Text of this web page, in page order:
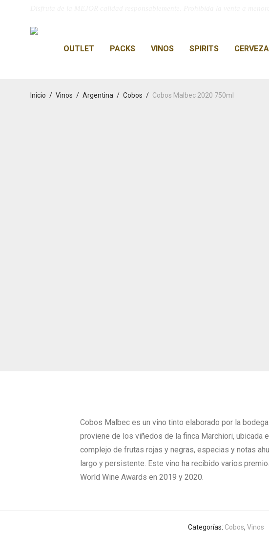
OUTLET PACKS VINOS SPIRITS CERVEZA
Inicio / Vinos / Argentina / Cobos / Cobos Malbec 2020 750ml
Cobos Malbec es un vino tinto elaborado por la
proviene de los viñedos de la finca Marchiori, ubicada
complejo de frutas rojas y negras, especias y notas
largo y persistente. Este vino ha recibido varios
World Wine Awards en 2019 y 2020.
Categorías: Cobos, Vinos